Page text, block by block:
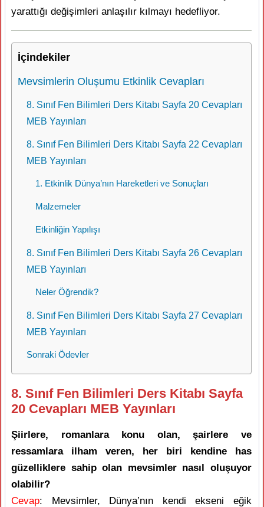
yarattığı değişimleri anlaşılır kılmayı hedefliyor.
İçindekiler
Mevsimlerin Oluşumu Etkinlik Cevapları
8. Sınıf Fen Bilimleri Ders Kitabı Sayfa 20 Cevapları
MEB Yayınları
8. Sınıf Fen Bilimleri Ders Kitabı Sayfa 22 Cevapları
MEB Yayınları
1. Etkinlik Dünya’nın Hareketleri ve Sonuçları
Malzemeler
Etkinliğin Yapılışı
8. Sınıf Fen Bilimleri Ders Kitabı Sayfa 26 Cevapları
MEB Yayınları
Neler Öğrendik?
8. Sınıf Fen Bilimleri Ders Kitabı Sayfa 27 Cevapları
MEB Yayınları
Sonraki Ödevler
8. Sınıf Fen Bilimleri Ders Kitabı Sayfa
20 Cevapları MEB Yayınları
Şiirlere, romanlara konu olan, şairlere ve
ressamlara ilham veren, her biri kendine has
güzelliklere sahip olan mevsimler nasıl oluşuyor
olabilir?
Cevap: Mevsimler, Dünya’nın kendi ekseni eğik